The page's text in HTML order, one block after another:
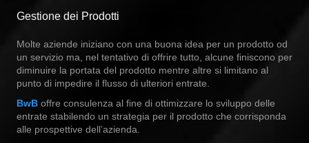
Gestione dei Prodotti
Molte aziende iniziano con una buona idea per un prodotto od
un servizio ma, nel tentativo di offrire tutto, alcune finiscono per
diminuire la portata del prodotto mentre altre si limitano al
punto di impedire il flusso di ulteriori entrate.
BwB offre consulenza al fine di ottimizzare lo sviluppo delle
entrate stabilendo un strategia per il prodotto che corrisponda
alle prospettive dell’azienda.